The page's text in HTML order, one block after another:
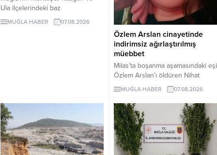
Ula ilçelerindeki baz
istasyonlarından değişik tarihlerde
toplam 76 adet akü çalan şüpheli
cezaevine...
MUĞLA HABER 07.08.2026
Özlem Arslan cinayetinde
indirimsiz ağırlaştırılmış
müebbet
Milas’ta boşanma aşamasındaki eşi
Özlem Arslan’ı öldüren Nihat
Arslan, ilk duruşmada indirimsiz
ağırlaştırılmış müebbet hapis
cezasına çarptırıldı.
MUĞLA HABER 07.08.2026